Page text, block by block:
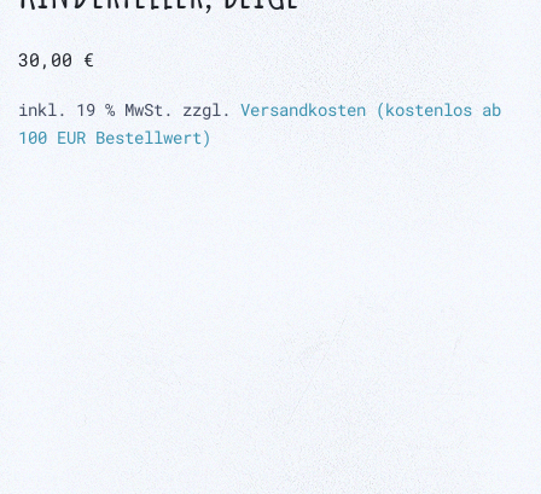
30,00 €
inkl. 19 % MwSt. zzgl. Versandkosten (kostenlos ab
100 EUR Bestellwert)